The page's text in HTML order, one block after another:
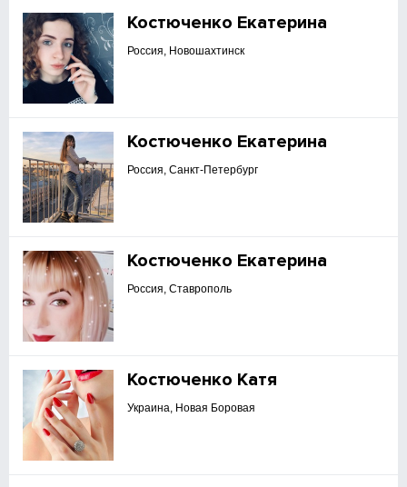
Костюченко Екатерина
Россия, Новошахтинск
Костюченко Екатерина
Россия, Санкт-Петербург
Костюченко Екатерина
Россия, Ставрополь
Костюченко Катя
Украина, Новая Боровая